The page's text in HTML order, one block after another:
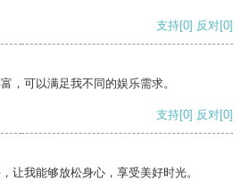
支持[0] 反对[0]
，可以满足我不同的娱乐需求。
支持[0] 反对[0]
让我能够放松身心，享受美好时光。